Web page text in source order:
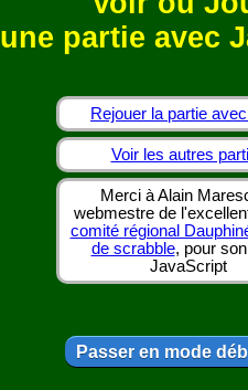
une partie avec
Rejouer la partie
Voir les autres
Merci à Alain
webmestre de
comité régional
de scrabble, pour
JavaScript
Passer en mode